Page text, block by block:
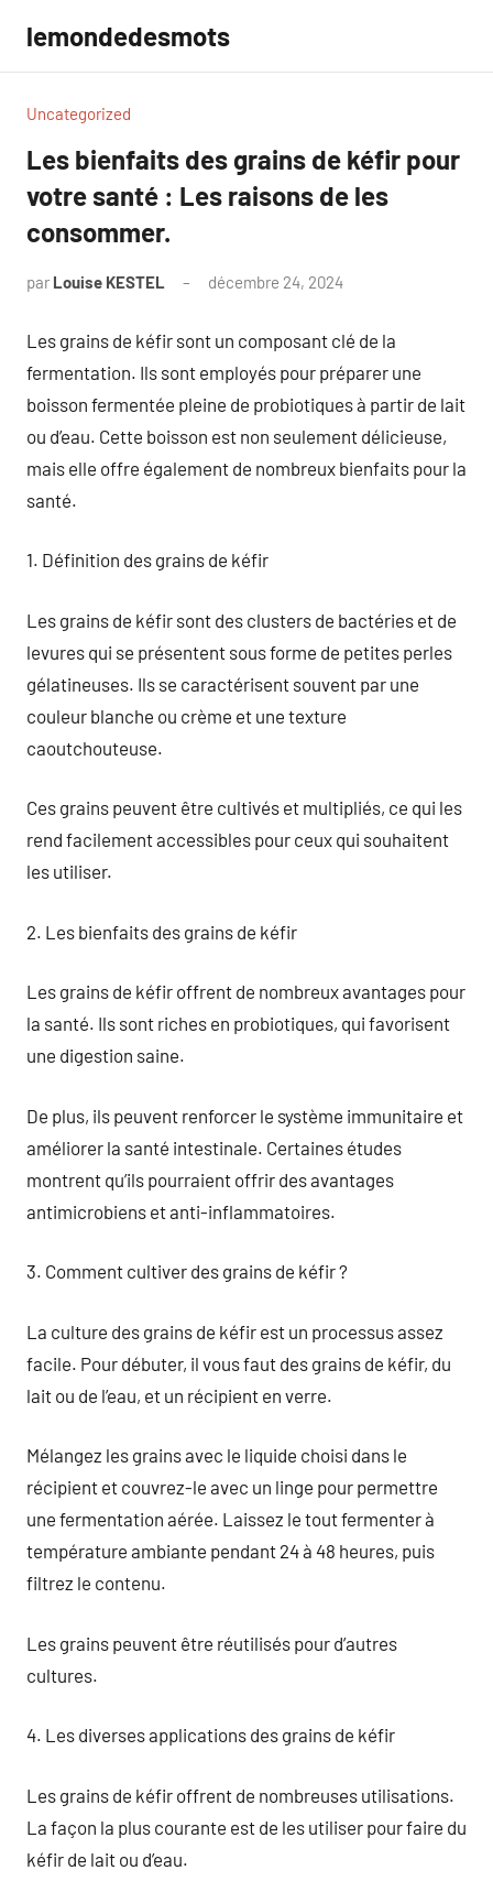
contenu
lemondedesmots
Uncategorized
Les bienfaits des grains de kéfir pour
votre santé : Les raisons de les
consommer.
par Louise KESTEL décembre 24, 2024
Les grains de kéfir sont un composant clé de la
fermentation. Ils sont employés pour préparer une
boisson fermentée pleine de probiotiques à partir de lait
ou d’eau. Cette boisson est non seulement délicieuse,
mais elle offre également de nombreux bienfaits pour la
santé.
1. Définition des grains de kéfir
Les grains de kéfir sont des clusters de bactéries et de
levures qui se présentent sous forme de petites perles
gélatineuses. Ils se caractérisent souvent par une
couleur blanche ou crème et une texture
caoutchouteuse.
Ces grains peuvent être cultivés et multipliés, ce qui les
rend facilement accessibles pour ceux qui souhaitent
les utiliser.
2. Les bienfaits des grains de kéfir
Les grains de kéfir offrent de nombreux avantages pour
la santé. Ils sont riches en probiotiques, qui favorisent
une digestion saine.
De plus, ils peuvent renforcer le système immunitaire et
améliorer la santé intestinale. Certaines études
montrent qu’ils pourraient offrir des avantages
antimicrobiens et anti-inflammatoires.
3. Comment cultiver des grains de kéfir ?
La culture des grains de kéfir est un processus assez
facile. Pour débuter, il vous faut des grains de kéfir, du
lait ou de l’eau, et un récipient en verre.
Mélangez les grains avec le liquide choisi dans le
récipient et couvrez-le avec un linge pour permettre
une fermentation aérée. Laissez le tout fermenter à
température ambiante pendant 24 à 48 heures, puis
filtrez le contenu.
Les grains peuvent être réutilisés pour d’autres
cultures.
4. Les diverses applications des grains de kéfir
Les grains de kéfir offrent de nombreuses utilisations.
La façon la plus courante est de les utiliser pour faire du
kéfir de lait ou d’eau.